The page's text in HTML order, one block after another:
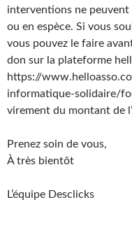
interventions ne peuvent
ou en espèce. Si vous
vous pouvez le faire
don sur la plateforme
https://
informatique-solidaire/
virement du montant de
Prenez soin de vous,
À très bientôt
L’équipe Desclicks